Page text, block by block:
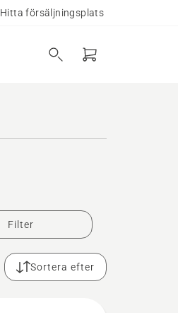
Hitta försäljningsplats
Filter
Sortera efter